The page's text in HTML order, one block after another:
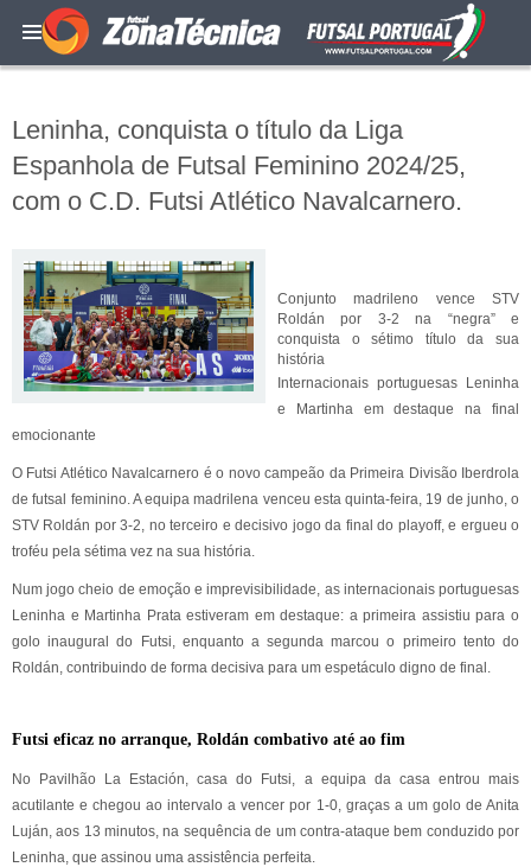
Leninha, conquista o título da Liga
Espanhola de Futsal Feminino 2024/25,
com o C.D. Futsi Atlético Navalcarnero.
Conjunto madrileno vence STV
Roldán por 3-2 na “negra” e
conquista o sétimo título da sua
história
Internacionais portuguesas Leninha
e Martinha em destaque na final
emocionante
O Futsi Atlético Navalcarnero é o novo campeão da Primeira Divisão Iberdrola
de futsal feminino. A equipa madrilena venceu esta quinta-feira, 19 de junho, o
STV Roldán por 3-2, no terceiro e decisivo jogo da final do playoff, e ergueu o
troféu pela sétima vez na sua história.
Num jogo cheio de emoção e imprevisibilidade, as internacionais portuguesas
Leninha e Martinha Prata estiveram em destaque: a primeira assistiu para o
golo inaugural do Futsi, enquanto a segunda marcou o primeiro tento do
Roldán, contribuindo de forma decisiva para um espetáculo digno de final.
Futsi eficaz no arranque, Roldán combativo até ao fim
No Pavilhão La Estación, casa do Futsi, a equipa da casa entrou mais
acutilante e chegou ao intervalo a vencer por 1-0, graças a um golo de Anita
Luján, aos 13 minutos, na sequência de um contra-ataque bem conduzido por
Leninha, que assinou uma assistência perfeita.